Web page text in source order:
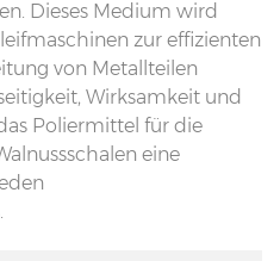
Dieses Medium wird
zur effizienten
von Metallteilen
Wirksamkeit und
Poliermittel für die
eine